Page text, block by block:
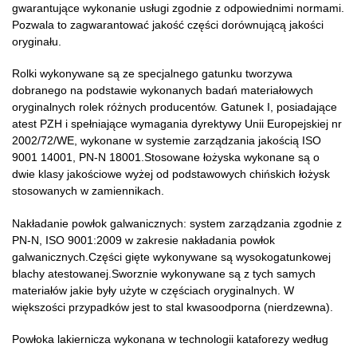
gwarantujące wykonanie usługi zgodnie z odpowiednimi normami.
Pozwala to zagwarantować jakość części dorównującą jakości
oryginału.
Rolki wykonywane są ze specjalnego gatunku tworzywa
dobranego na podstawie wykonanych badań materiałowych
oryginalnych rolek różnych producentów. Gatunek I, posiadające
atest PZH i spełniające wymagania dyrektywy Unii Europejskiej nr
2002/72/WE, wykonane w systemie zarządzania jakością ISO
9001 14001, PN-N 18001.Stosowane łożyska wykonane są o
dwie klasy jakościowe wyżej od podstawowych chińskich łożysk
stosowanych w zamiennikach.
Nakładanie powłok galwanicznych: system zarządzania zgodnie z
PN-N, ISO 9001:2009 w zakresie nakładania powłok
galwanicznych.Części gięte wykonywane są wysokogatunkowej
blachy atestowanej.Sworznie wykonywane są z tych samych
materiałów jakie były użyte w częściach oryginalnych. W
większości przypadków jest to stal kwasoodporna (nierdzewna).
Powłoka lakiernicza wykonana w technologii kataforezy według